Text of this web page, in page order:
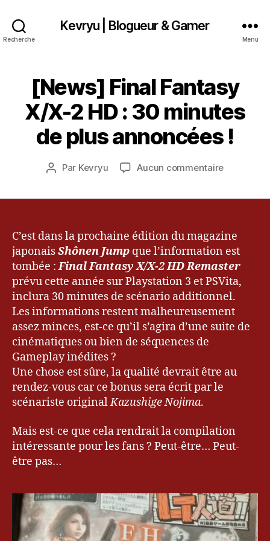
Recherche
Kevryu | Blogueur & Gamer
Menu
Catégories
[News] Final Fantasy
X/X-2 HD : 30 minutes
de plus annoncées !
Auteur
Par Kevryu
3
j
u
il
l
t
0
Aucun commentairesur
2
HD
30
minutes
de
plus
annoncées
C’est dans la prochaine édition du magazine
japonaisShônen Jump que l’information est
tombée :Final Fantasy X/X-2 HD Remaster
prévu cette année sur Playstation 3 et PSVita,
inclura 30 minutes de scénario additionnel.
Les informations restent malheureusement
assez minces, est-ce qu’il s’agira d’une suite de
cinématiques ou bien de séquences de
Gameplay inédites ?
Une chose est sûre, la qualité devrait être au
rendez-vous car ce bonus sera écrit par le
scénariste originalKazushige Nojima.
Mais est-ce que cela rendrait la compilation
intéressante pour les fans ? Peut-être… Peut-
être pas…